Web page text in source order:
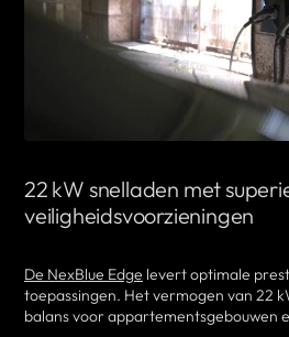
22 kW snelladen met
veiligheidsvoorzieningen
De NexBlue Edge levert optimale
toepassingen. Het vermogen van 22
balans voor appartementsgebouwen